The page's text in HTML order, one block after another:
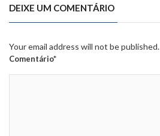
DEIXE UM COMENTÁRIO
Your email address will not be published.
Comentário*